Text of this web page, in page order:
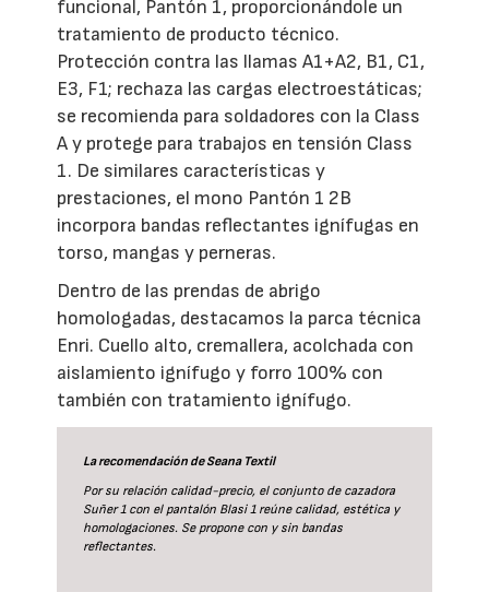
funcional, Pantón 1, proporcionándole un
tratamiento de producto técnico.
Protección contra las llamas A1+A2, B1, C1,
E3, F1; rechaza las cargas electroestáticas;
se recomienda para soldadores con la Class
A y protege para trabajos en tensión Class
1. De similares características y
prestaciones, el mono Pantón 1 2B
incorpora bandas reflectantes ignífugas en
torso, mangas y perneras.
Dentro de las prendas de abrigo
homologadas, destacamos la parca técnica
Enri. Cuello alto, cremallera, acolchada con
aislamiento ignífugo y forro 100% con
también con tratamiento ignífugo.
La recomendación de Seana Textil
Por su relación calidad-precio, el conjunto de cazadora
Suñer 1 con el pantalón Blasi 1 reúne calidad, estética y
homologaciones. Se propone con y sin bandas
reflectantes.